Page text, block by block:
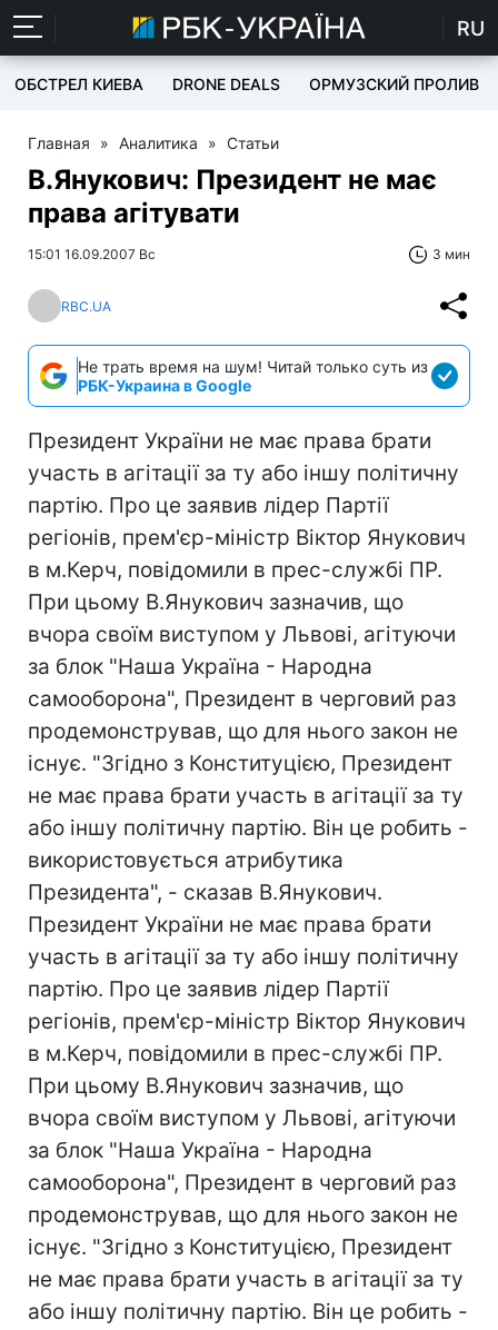
RU
ОБСТРЕЛ КИЕВА DRONE DEALS ОРМУЗСКИЙ ПРОЛИВ
Главная » Аналитика » Статьи
В.Янукович: Президент не має
права агітувати
15:01 16.09.2007 Вс 3 мин
RBC.UA
Не трать время на шум! Читай только суть из
РБК-Украина в Google
Президент України не має права брати
участь в агітації за ту або іншу політичну
партію. Про це заявив лідер Партії
регіонів, прем'єр-міністр Віктор Янукович
в м.Керч, повідомили в прес-службі ПР.
При цьому В.Янукович зазначив, що
вчора своїм виступом у Львові, агітуючи
за блок "Наша Україна - Народна
самооборона", Президент в черговий раз
продемонстрував, що для нього закон не
існує. "Згідно з Конституцією, Президент
не має права брати участь в агітації за ту
або іншу політичну партію. Він це робить -
використовується атрибутика
Президента", - сказав В.Янукович.
Президент України не має права брати
участь в агітації за ту або іншу політичну
партію. Про це заявив лідер Партії
регіонів, прем'єр-міністр Віктор Янукович
в м.Керч, повідомили в прес-службі ПР.
При цьому В.Янукович зазначив, що
вчора своїм виступом у Львові, агітуючи
за блок "Наша Україна - Народна
самооборона", Президент в черговий раз
продемонстрував, що для нього закон не
існує. "Згідно з Конституцією, Президент
не має права брати участь в агітації за ту
або іншу політичну партію. Він це робить -